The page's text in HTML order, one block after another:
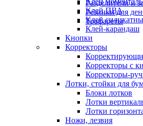
Разделители и
Резинки для
Трафареты
Клей ПВА
Клей
Клей-карандаш
Кнопки
Корректоры
Корректоры с
Корректоры-
Лотки, стойки для
Блоки лотков
Лотки
Лотки
Ножи, лезвия